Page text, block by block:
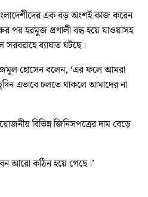
এক বড় অংশই কাজ করেন
পর হরমুজ প্রণালী বন্ধ হয়ে যাওয়াসহ
সরবরাহে ব্যাঘাত ঘটছে।
হোসেন বলেন, ‘এর ফলে আমরা
এভাবে চলতে থাকলে আমাদের না
বিভিন্ন জিনিসপত্রের দাম বেড়ে
আরো কঠিন হয়ে গেছে।’